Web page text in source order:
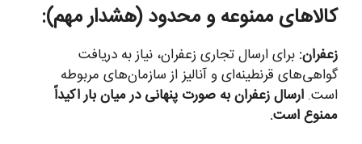
کالاهای ممنوعه و محدود (هشدار مهم):
زعفران: برای ارسال تجاری زعفران، نیاز به دریافت
گواهی‌های قرنطینه‌ای و آنالیز از سازمان‌های مربوطه
است. ارسال زعفران به صورت پنهانی در میان بار اکیداً
ممنوع است.